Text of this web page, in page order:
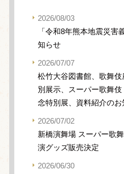
2026/08/03
「令和8年熊本地震災害
知らせ
2026/07/07
松竹大谷図書館、歌舞
別展示、スーパー歌舞
念特別展、資料紹介のお
2026/07/02
新橋演舞場 スーパー歌
演グッズ販売決定
2026/06/30